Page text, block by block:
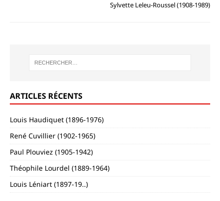
Sylvette Leleu-Roussel (1908-1989)
ARTICLES RÉCENTS
Louis Haudiquet (1896-1976)
René Cuvillier (1902-1965)
Paul Plouviez (1905-1942)
Théophile Lourdel (1889-1964)
Louis Léniart (1897-19..)